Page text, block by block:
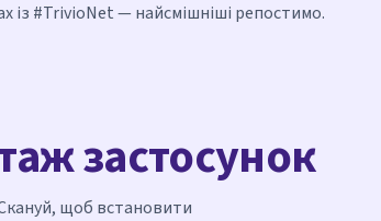
із #TrivioNet — найсмішніші репостимо.
застосунок
щоб встановити